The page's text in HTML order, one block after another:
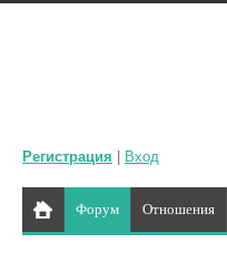
Регистрация Вход
Форум Отношения